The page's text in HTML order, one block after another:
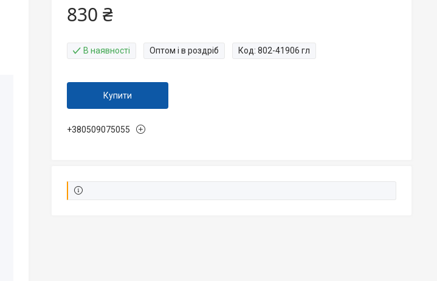
830 ₴
В наявності Оптом і в роздріб Код: 802-41906 гл
Купити
+380509075055